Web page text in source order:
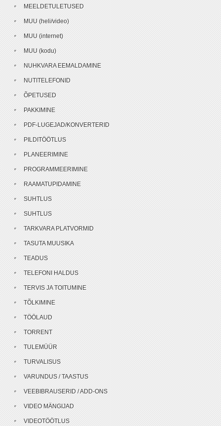
MEELDETULETUSED
MUU (heli/video)
MUU (internet)
MUU (kodu)
NUHKVARA EEMALDAMINE
NUTITELEFONID
ÕPETUSED
PAKKIMINE
PDF-LUGEJAD/KONVERTERID
PILDITÖÖTLUS
PLANEERIMINE
PROGRAMMEERIMINE
RAAMATUPIDAMINE
SUHTLUS
SUHTLUS
TARKVARA PLATVORMID
TASUTA MUUSIKA
TEADUS
TELEFONI HALDUS
TERVIS JA TOITUMINE
TÕLKIMINE
TÖÖLAUD
TORRENT
TULEMÜÜR
TURVALISUS
VARUNDUS / TAASTUS
VEEBIBRAUSERID / ADD-ONS
VIDEO MÄNGIJAD
VIDEOTÖÖTLUS